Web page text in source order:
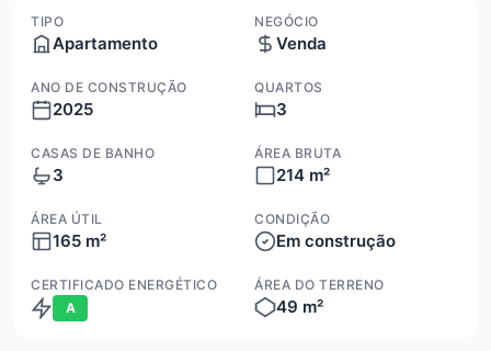
TIPO
Apartamento
NEGÓCIO
Venda
ANO DE CONSTRUÇÃO
2025
QUARTOS
3
CASAS DE BANHO
3
ÁREA BRUTA
214 m²
ÁREA ÚTIL
165 m²
CONDIÇÃO
Em construção
CERTIFICADO ENERGÉTICO
A
ÁREA DO TERRENO
49 m²